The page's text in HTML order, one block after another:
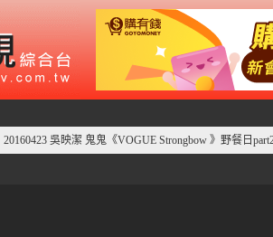
20160423 吳映潔 鬼鬼《VOGUE Strongbow 》野餐日